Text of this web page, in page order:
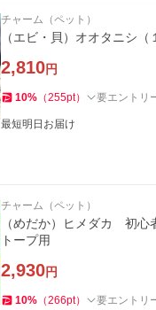
チャーム（ペット）
（エビ・貝）オオタニシ（
2,810円
10% （255pt） 要エントリ
最短明日お届け
チャーム（ペット）
（めだか）ヒメダカ 初
トープ用
2,930円
10% （266pt） 要エントリ